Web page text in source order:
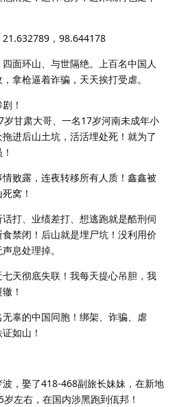
，98.644178
面环山、与世隔绝。上百名中国人
拿枪逼着诈骗，天天挨打受虐。
！
甘肃大哥、一名17岁河南未成年小
进后山土坑，活活埋处死！就为了
败露，连夜转移所有人质！鑫鑫被
窝！
打、业绩差打、想逃跑就是酷刑伺
禁闭！后山就是埋尸坑！没利用价
息处理掉。
天彻底失联！我每天提心吊胆，我
！
辜的中国同胞！绑架、诈骗、虐
如山！
，娶了418-468副旅长妹妹，在新地
左右，在国内涉黑跑到佤邦！